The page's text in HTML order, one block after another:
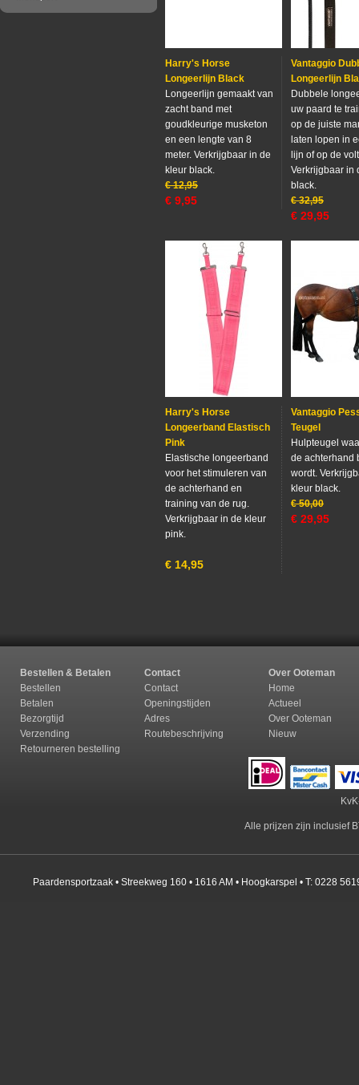
Harry's Horse
Longeerlijn Black
Longeerlijn gemaakt van
zacht band met
goudkleurige musketon
en een lengte van 8
meter. Verkrijgbaar in de
kleur black.
€ 12,95
€ 9,95
Vantaggio
Longeerlijn
Dubbele
uw paard te
op de juiste
laten lopen in
lijn of op de
Verkrijgbaar in
black.
€ 32,95
€ 29,95
Harry's Horse
Longeerband Elastisch
Pink
Elastische longeerband
voor het stimuleren van
de achterhand en
training van de rug.
Verkrijgbaar in de kleur
pink.
€ 14,95
Vantaggio
Teugel
Hulpteugel
de achterhand
wordt.
kleur black.
€ 50,00
€ 29,95
Bestellen & Betalen Contact
Over Ooteman
Bestellen
Contact
Home
Betalen
Openingstijden
Actueel
Bezorgtijd
Adres
Over Ooteman
Verzending
Routebeschrijving
Nieuw
Retourneren bestelling
Alle prijzen zijn inclusief
Paardensportzaak • Streekweg 160 • 1616 AM • Hoogkarspel • T: 0228